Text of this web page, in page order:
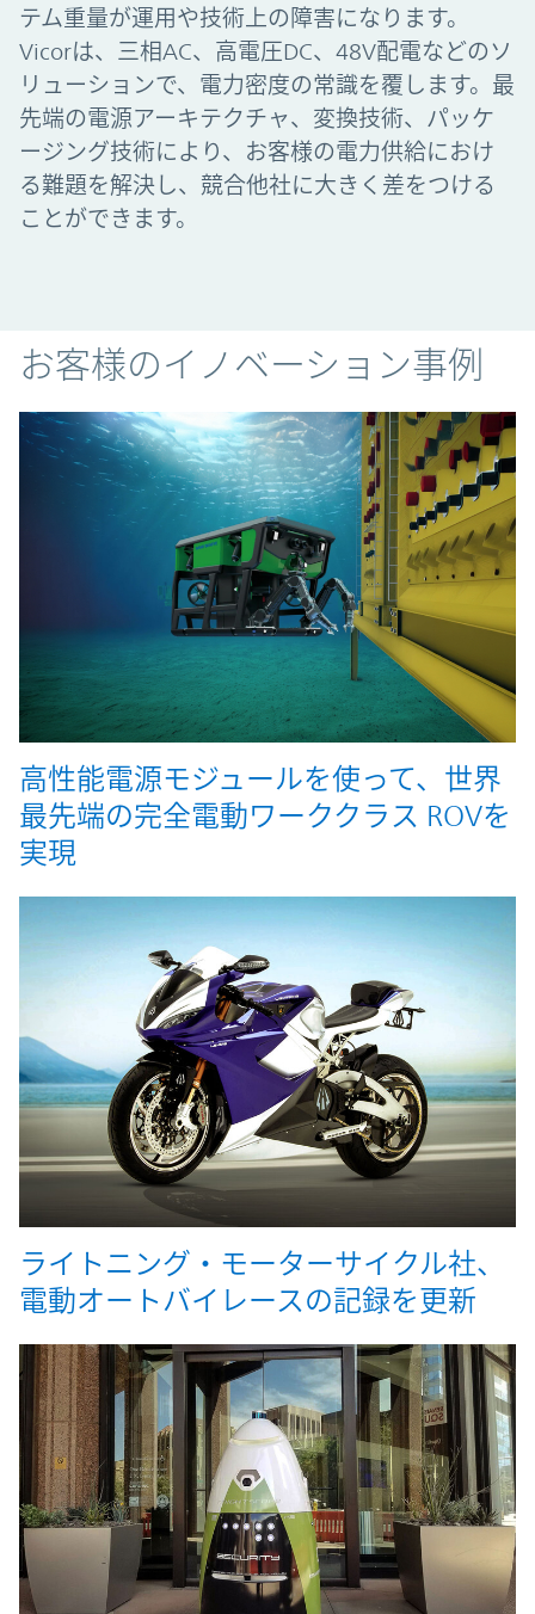
テム重量が運用や技術上の障害になります。
Vicorは、三相AC、高電圧DC、48V配電などのソ
リューションで、電力密度の常識を覆します。最
先端の電源アーキテクチャ、変換技術、パッケ
ージング技術により、お客様の電力供給におけ
る難題を解決し、競合他社に大きく差をつける
ことができます。
お客様のイノベーション事例
高性能電源モジュールを使って、世界
最先端の完全電動ワーククラス ROVを
実現
ライトニング・モーターサイクル社、
電動オートバイレースの記録を更新